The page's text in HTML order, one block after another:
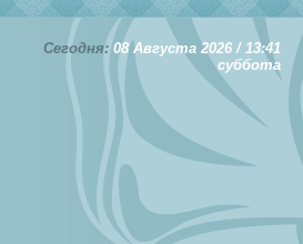
Сегодня:08 Августа 2026 / 13:41
суббота